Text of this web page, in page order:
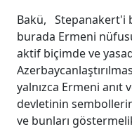
Bakü, Stepanakert'i
burada Ermeni
aktif biçimde ve
yalnızca Ermeni anıt
devletinin
ve bunları